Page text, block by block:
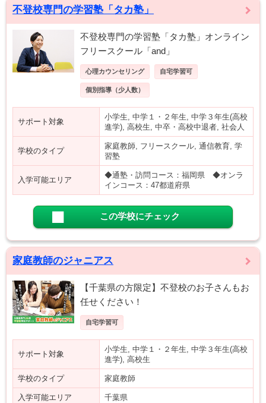
不登校専門の学習塾「タカ塾」
不登校専門の学習塾「タカ塾」オンライン
フリースクール「and」
心理カウンセリング 自宅学習可
個別指導（少人数）
サポート対象
小学生, 中学１・２年生, 中学３年生(高校
進学), 高校生, 中卒・高校中退者, 社会人
学校のタイプ
家庭教師, フリースクール, 通信教育, 学
習塾
入学可能エリア
◆通塾・訪問コース：福岡県 ◆オンラ
インコース：47都道府県
この学校にチェック
家庭教師のジャニアス
【千葉県の方限定】不登校のお子さんもお
任せください！
自宅学習可
サポート対象
小学生, 中学１・２年生, 中学３年生(高校
進学), 高校生
学校のタイプ 家庭教師
入学可能エリア 千葉県